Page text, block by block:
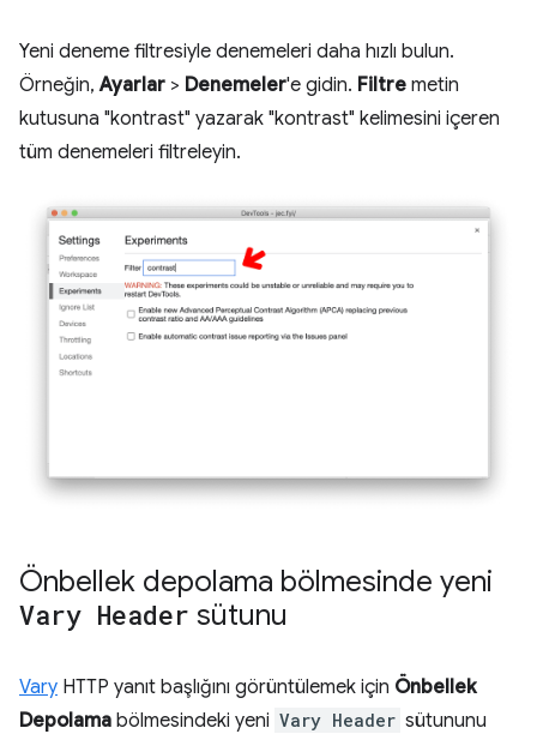
Yeni deneme filtresiyle denemeleri daha hızlı bulun.
Örneğin,Ayarlar > Denemeler'e gidin. Filtre metin
kutusuna "kontrast" yazarak "kontrast" kelimesini içeren
tüm denemeleri filtreleyin.
Önbellek depolama bölmesinde yeni
Vary Header sütunu
Vary HTTP yanıt başlığını görüntülemek için Önbellek
Depolama bölmesindeki yeni Vary Header sütununu